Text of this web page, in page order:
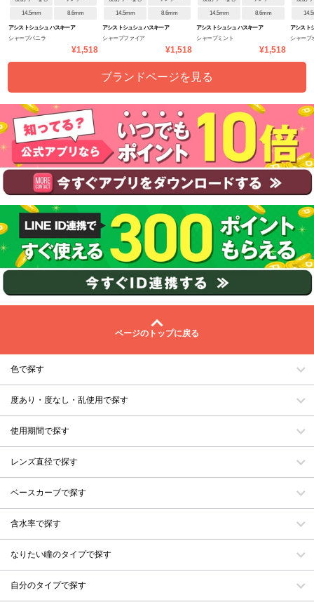
14.5mm 8.6mm
アシストシュシュ ハスキーア
シャープバニラ
¥1,518
14.5mm 8.6mm
アシストシュシュ ハスキーア
シャープファイア
¥1,518
14.5mm 8.6mm
アシストシュシュ ハスキーア
シャープミント
¥1,518
アシスト
シャープ
ブランドページを見る
ページのトップに戻る
色で探す
度あり・度なし・乱使用で探す
使用期間で探す
レンズ直径で探す
ベースカーブで探す
含水率で探す
なりたい瞳のタイプで探す
自分のタイプで探す